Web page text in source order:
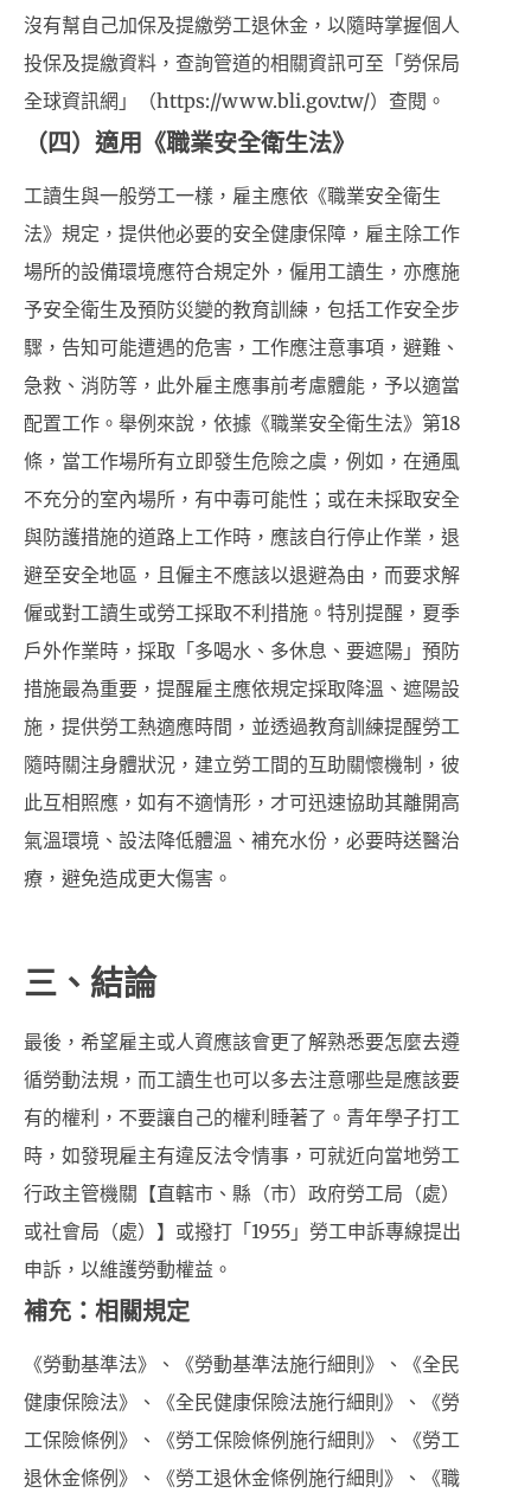
沒有幫自己加保及提繳勞工退休金，以隨時掌握個人
投保及提繳資料，查詢管道的相關資訊可至「勞保局
全球資訊網」（https://www.bli.gov.tw/）查閱。
（四）適用《職業安全衛生法》
工讀生與一般勞工一樣，雇主應依《職業安全衛生
法》規定，提供他必要的安全健康保障，雇主除工作
場所的設備環境應符合規定外，僱用工讀生，亦應施
予安全衛生及預防災變的教育訓練，包括工作安全步
驟，告知可能遭遇的危害，工作應注意事項，避難、
急救、消防等，此外雇主應事前考慮體能，予以適當
配置工作。舉例來說，依據《職業安全衛生法》第18
條，當工作場所有立即發生危險之虞，例如，在通風
不充分的室內場所，有中毒可能性；或在未採取安全
與防護措施的道路上工作時，應該自行停止作業，退
避至安全地區，且僱主不應該以退避為由，而要求解
僱或對工讀生或勞工採取不利措施。特別提醒，夏季
戶外作業時，採取「多喝水、多休息、要遮陽」預防
措施最為重要，提醒雇主應依規定採取降溫、遮陽設
施，提供勞工熱適應時間，並透過教育訓練提醒勞工
隨時關注身體狀況，建立勞工間的互助關懷機制，彼
此互相照應，如有不適情形，才可迅速協助其離開高
氣溫環境、設法降低體溫、補充水份，必要時送醫治
療，避免造成更大傷害。
三、結論
最後，希望雇主或人資應該會更了解熟悉要怎麼去遵
循勞動法規，而工讀生也可以多去注意哪些是應該要
有的權利，不要讓自己的權利睡著了。青年學子打工
時，如發現雇主有違反法令情事，可就近向當地勞工
行政主管機關【直轄市、縣（市）政府勞工局（處）
或社會局（處）】或撥打「1955」勞工申訴專線提出
申訴，以維護勞動權益。
補充：相關規定
《勞動基準法》、《勞動基準法施行細則》、《全民
健康保險法》、《全民健康保險法施行細則》、《勞
工保險條例》、《勞工保險條例施行細則》、《勞工
退休金條例》、《勞工退休金條例施行細則》、《職